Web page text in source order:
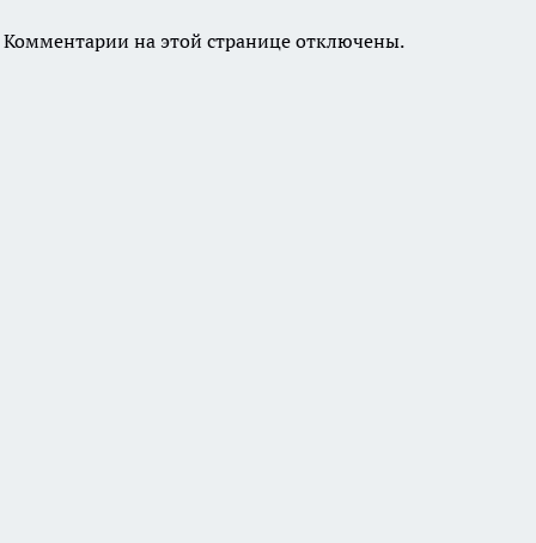
Комментарии на этой странице отключены.